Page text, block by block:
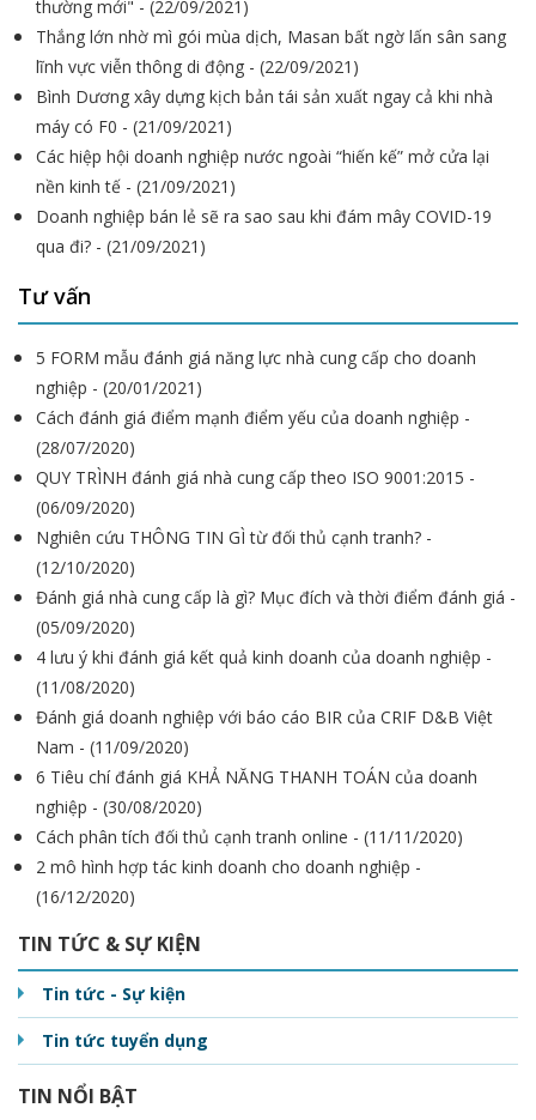
thường mới" - (22/09/2021)
Thắng lớn nhờ mì gói mùa dịch, Masan bất ngờ lấn sân sang
lĩnh vực viễn thông di động - (22/09/2021)
Bình Dương xây dựng kịch bản tái sản xuất ngay cả khi nhà
máy có F0 - (21/09/2021)
Các hiệp hội doanh nghiệp nước ngoài “hiến kế” mở cửa lại
nền kinh tế - (21/09/2021)
Doanh nghiệp bán lẻ sẽ ra sao sau khi đám mây COVID-19
qua đi? - (21/09/2021)
Tư vấn
5 FORM mẫu đánh giá năng lực nhà cung cấp cho doanh
nghiệp - (20/01/2021)
Cách đánh giá điểm mạnh điểm yếu của doanh nghiệp -
(28/07/2020)
QUY TRÌNH đánh giá nhà cung cấp theo ISO 9001:2015 -
(06/09/2020)
Nghiên cứu THÔNG TIN GÌ từ đối thủ cạnh tranh? -
(12/10/2020)
Đánh giá nhà cung cấp là gì? Mục đích và thời điểm đánh giá -
(05/09/2020)
4 lưu ý khi đánh giá kết quả kinh doanh của doanh nghiệp -
(11/08/2020)
Đánh giá doanh nghiệp với báo cáo BIR của CRIF D&B Việt
Nam - (11/09/2020)
6 Tiêu chí đánh giá KHẢ NĂNG THANH TOÁN của doanh
nghiệp - (30/08/2020)
Cách phân tích đối thủ cạnh tranh online - (11/11/2020)
2 mô hình hợp tác kinh doanh cho doanh nghiệp -
(16/12/2020)
TIN TỨC & SỰ KIỆN
Tin tức - Sự kiện
Tin tức tuyển dụng
TIN NỔI BẬT